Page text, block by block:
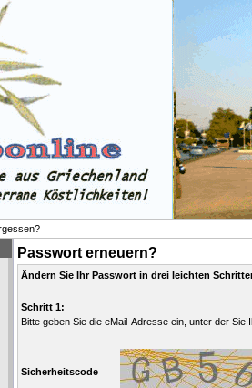
Passwort erneuern?
Ändern Sie Ihr Passwort in drei leichten
Schritt 1:
Bitte geben Sie die eMail-Adresse ein, unter der
Sicherheitscode